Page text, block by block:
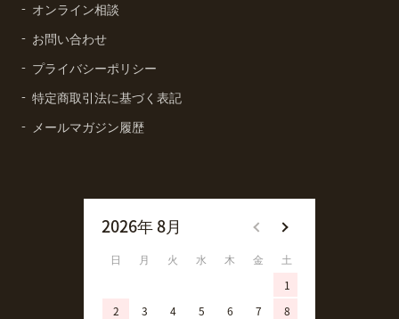
オンライン相談
お問い合わせ
プライバシーポリシー
特定商取引法に基づく表記
メールマガジン履歴
2026年 8月
日 月 火 水 木 金
土
1
2
3 4 5 6 7
8